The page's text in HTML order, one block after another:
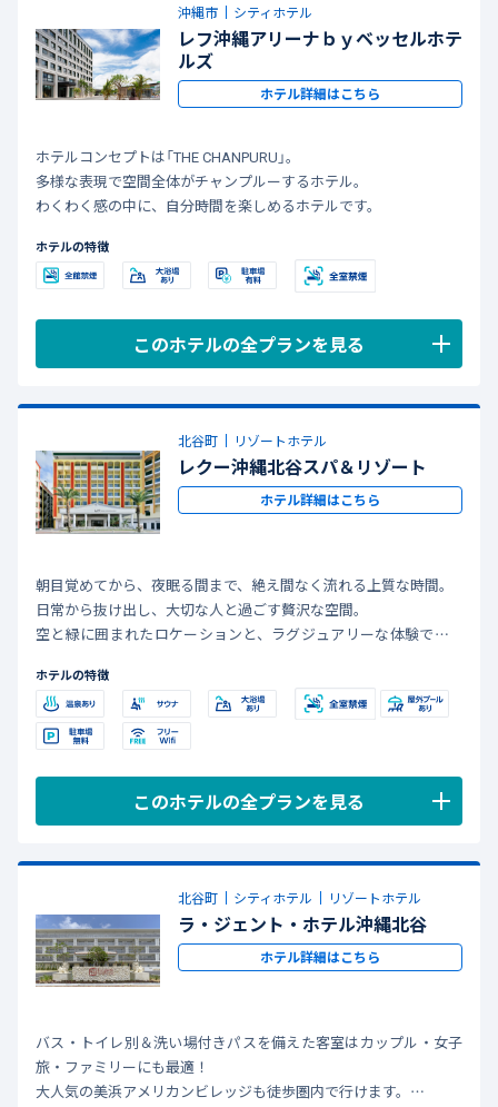
沖縄市 シティホテル
レフ沖縄アリーナｂｙベッセルホテ
ルズ
ホテル詳細はこちら
ホテルコンセプトは「THE CHANPURU」。
多様な表現で空間全体がチャンプルーするホテル。
わくわく感の中に、自分時間を楽しめるホテルです。
ホテルの特徴
このホテルの全プランを見る
北谷町 リゾートホテル
レクー沖縄北谷スパ＆リゾート
ホテル詳細はこちら
朝目覚めてから、夜眠る間まで、絶え間なく流れる上質な時間。
日常から抜け出し、大切な人と過ごす贅沢な空間。
空と緑に囲まれたロケーションと、ラグジュアリーな体験で、忘
ホテルの特徴
このホテルの全プランを見る
北谷町 シティホテル リゾートホテル
ラ・ジェント・ホテル沖縄北谷
ホテル詳細はこちら
バス・トイレ別＆洗い場付きパスを備えた客室はカップル・女子
旅・ファミリーにも最適！
大人気の美浜アメリカンビレッジも徒歩圏内で行けます。